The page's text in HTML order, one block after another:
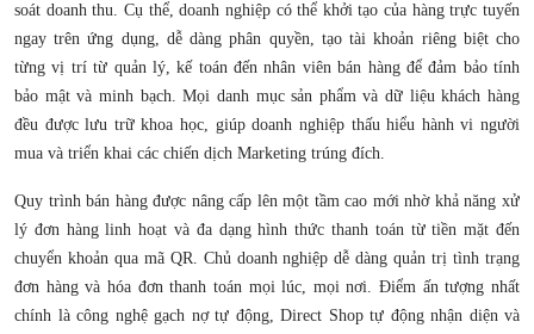
soát doanh thu. Cụ thể, doanh nghiệp có thể khởi tạo của hàng trực tuyến
ngay trên ứng dụng, dễ dàng phân quyền, tạo tài khoản riêng biệt cho
từng vị trí từ quản lý, kế toán đến nhân viên bán hàng để đảm bảo tính
bảo mật và minh bạch. Mọi danh mục sản phẩm và dữ liệu khách hàng
đều được lưu trữ khoa học, giúp doanh nghiệp thấu hiểu hành vi người
mua và triển khai các chiến dịch Marketing trúng đích.
Quy trình bán hàng được nâng cấp lên một tầm cao mới nhờ khả năng xử
lý đơn hàng linh hoạt và đa dạng hình thức thanh toán từ tiền mặt đến
chuyển khoản qua mã QR. Chủ doanh nghiệp dễ dàng quản trị tình trạng
đơn hàng và hóa đơn thanh toán mọi lúc, mọi nơi. Điểm ấn tượng nhất
chính là công nghệ gạch nợ tự động, Direct Shop tự động nhận diện và